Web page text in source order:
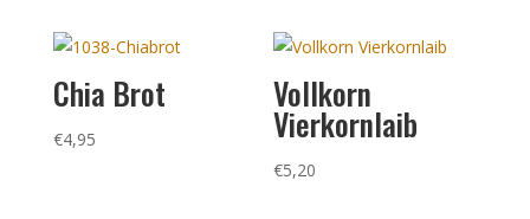
Chia Brot
€4,95
Vollkorn
Vierkornlaib
€5,20